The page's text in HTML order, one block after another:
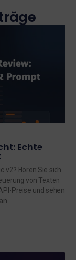
Echte
v2? Hören Sie sich
von Texten
Preise und sehen